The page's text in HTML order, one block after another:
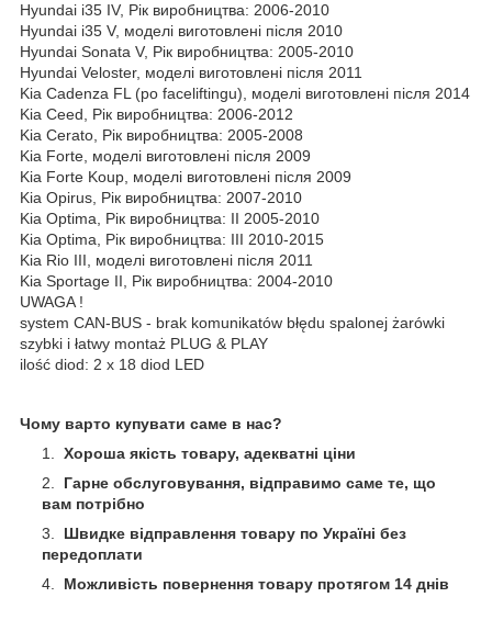
Hyundai i35 IV, Рік виробництва: 2006-2010
Hyundai i35 V, моделі виготовлені після 2010
Hyundai Sonata V, Рік виробництва: 2005-2010
Hyundai Veloster, моделі виготовлені після 2011
Kia Cadenza FL (po faceliftingu), моделі виготовлені після 2014
Kia Ceed, Рік виробництва: 2006-2012
Kia Cerato, Рік виробництва: 2005-2008
Kia Forte, моделі виготовлені після 2009
Kia Forte Koup, моделі виготовлені після 2009
Kia Opirus, Рік виробництва: 2007-2010
Kia Optima, Рік виробництва: II 2005-2010
Kia Optima, Рік виробництва: III 2010-2015
Kia Rio III, моделі виготовлені після 2011
Kia Sportage II, Рік виробництва: 2004-2010
UWAGA !
system CAN-BUS - brak komunikatów błędu spalonej żarówki
szybki i łatwy montaż PLUG & PLAY
ilość diod: 2 x 18 diod LED
Чому варто купувати саме в нас?
Хороша якість товару, адекватні ціни
Гарне обслуговування, відправимо саме те, що
вам потрібно
Швидке відправлення товару по Україні без
передоплати
Можливість повернення товару протягом 14 днів